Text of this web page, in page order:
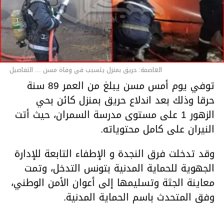
العاصمة: حريق بمنزل يتسبب في وفاة مسن ... التفاصيل
توفي يوم أمس مسن يبلغ من العمر 89 سنة
حرقا وذلك بعد اندلاع حريق بمنزل كائن بحي
الزهور 1 على مستوى مدرسة السمران، حيث أتت
النيران على كامل محتوياته.
وقد تدخلت فرق النجدة و الإطفاء التابعة للإدارة
الجهوية للحماية المدنية بتونس التدخل، وتمت
معاينة الجثة وتسليمها إلى أعوان الأمن الوطني،
وفق المتحدث باسم الحماية المدنية.